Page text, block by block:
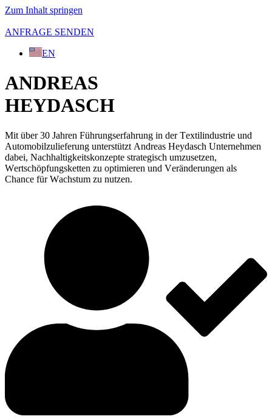
Zum Inhalt springen
ANFRAGE SENDEN
EN
ANDREAS
HEYDASCH
Mit über 30 Jahren Führungserfahrung in der Textilindustrie und
Automobilzulieferung unterstützt Andreas Heydasch Unternehmen
dabei, Nachhaltigkeitskonzepte strategisch umzusetzen,
Wertschöpfungsketten zu optimieren und Veränderungen als
Chance für Wachstum zu nutzen.